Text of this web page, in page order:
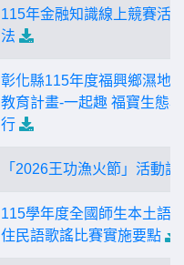
115年金融知識線上競賽活
法
彰化縣115年度福興鄉濕地
教育計畫-一起趣 福寶生態
行
「2026王功漁火節」活動訊
115學年度全國師生本土語
住民語歌謠比賽實施要點